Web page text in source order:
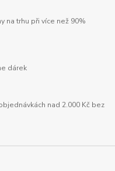
na trhu při více než 90%
dárek
nad 2.000 Kč bez